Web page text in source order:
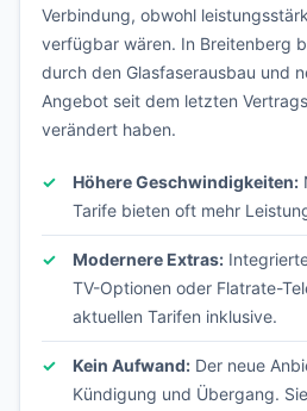
Verbindung, obwohl
verfügbar wären. In Breitenberg
durch den Glasfaserausbau und
Angebot seit dem letzten
verändert haben.
Höhere Geschwindigkeiten:
Tarife bieten oft mehr
Modernere Extras:
TV-Optionen oder Flatrate-
aktuellen Tarifen inklusive.
Kein Aufwand: Der neue
Kündigung und Übergang.